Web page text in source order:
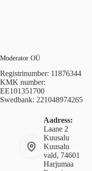
Moderator OÜ
Registrinumber: 11876344
KMK number:
EE101351700
Swedbank: 221048974265
Aadress:
Laane 2
Kuusalu
Kuusalu
vald, 74601
Harjumaa